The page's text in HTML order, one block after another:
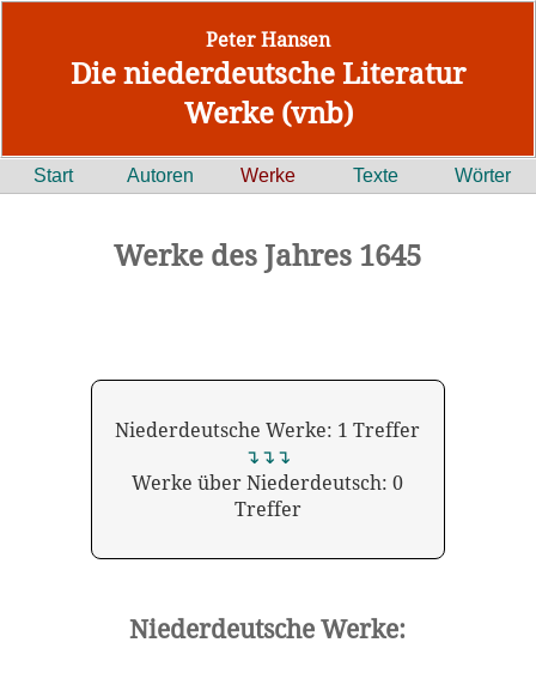
Peter Hansen
Die niederdeutsche Literatur
Werke (vnb)
Start Autoren Werke Texte Wörter
Werke des Jahres 1645
Niederdeutsche Werke: 1 Treffer
↴↴↴
Werke über Niederdeutsch: 0
Treffer
Niederdeutsche Werke: